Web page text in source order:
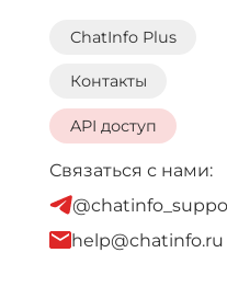
ChatInfo Plus
Контакты
API доступ
Связаться с нами:
help@chatinfo.ru